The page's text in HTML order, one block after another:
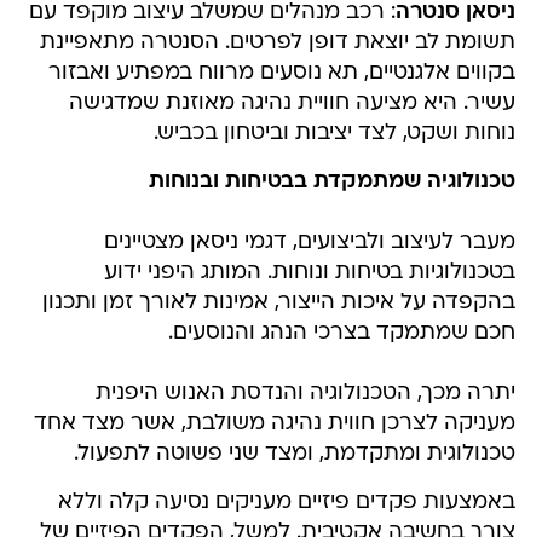
ניסאן סנטרה: רכב מנהלים שמשלב עיצוב מוקפד עם
תשומת לב יוצאת דופן לפרטים. הסנטרה מתאפיינת
בקווים אלגנטיים, תא נוסעים מרווח במפתיע ואבזור
עשיר. היא מציעה חוויית נהיגה מאוזנת שמדגישה
נוחות ושקט, לצד יציבות וביטחון בכביש.
טכנולוגיה שמתמקדת בבטיחות ובנוחות
מעבר לעיצוב ולביצועים, דגמי ניסאן מצטיינים
בטכנולוגיות בטיחות ונוחות. המותג היפני ידוע
בהקפדה על איכות הייצור, אמינות לאורך זמן ותכנון
חכם שמתמקד בצרכי הנהג והנוסעים.
יתרה מכך, הטכנולוגיה והנדסת האנוש היפנית
מעניקה לצרכן חווית נהיגה משולבת, אשר מצד אחד
טכנולוגית ומתקדמת, ומצד שני פשוטה לתפעול.
באמצעות פקדים פיזיים מעניקים נסיעה קלה וללא